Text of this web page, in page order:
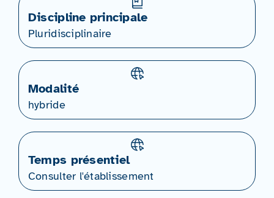
Discipline principale
Pluridisciplinaire
Modalité
hybride
Temps présentiel
Consulter l'établissement